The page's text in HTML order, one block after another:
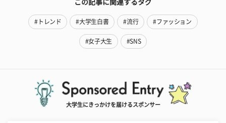
この記事に関連するタグ
#トレンド #大学生白書 #流行 #ファッション
#女子大生 #SNS
大学生にきっかけを届けるスポンサー